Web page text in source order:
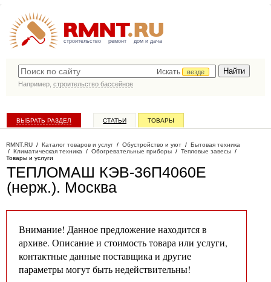
строительство ремонт дом и дача
Искать
везде
Например, строительство бассейнов
ВЫБРАТЬ РАЗДЕЛ СТАТЬИ ТОВАРЫ
RMNT.RU / Каталог товаров и услуг / Обустройство и уют / Бытовая техника
/ Климатическая техника / Обогревательные приборы / Тепловые завесы /
Товары и услуги
ТЕПЛОМАШ КЭВ-36П4060Е
(нерж.). Москва
Внимание! Данное предложение находится в
архиве. Описание и стоимость товара или услуги,
контактные данные поставщика и другие
параметры могут быть недействительны!